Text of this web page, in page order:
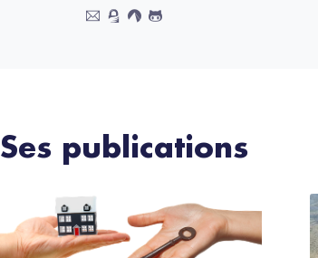
Ses publications